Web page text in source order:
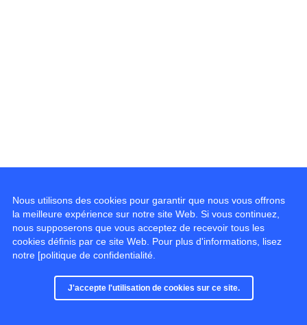
© 2016 - 2026, all rights reserved.
Built with
Nous utilisons des cookies pour garantir que nous vous offrons
la meilleure expérience sur notre site Web. Si vous continuez,
nous supposerons que vous acceptez de recevoir tous les
cookies définis par ce site Web. Pour plus d'informations, lisez
notre [politique de confidentialité.
J'accepte l'utilisation de cookies sur ce site.